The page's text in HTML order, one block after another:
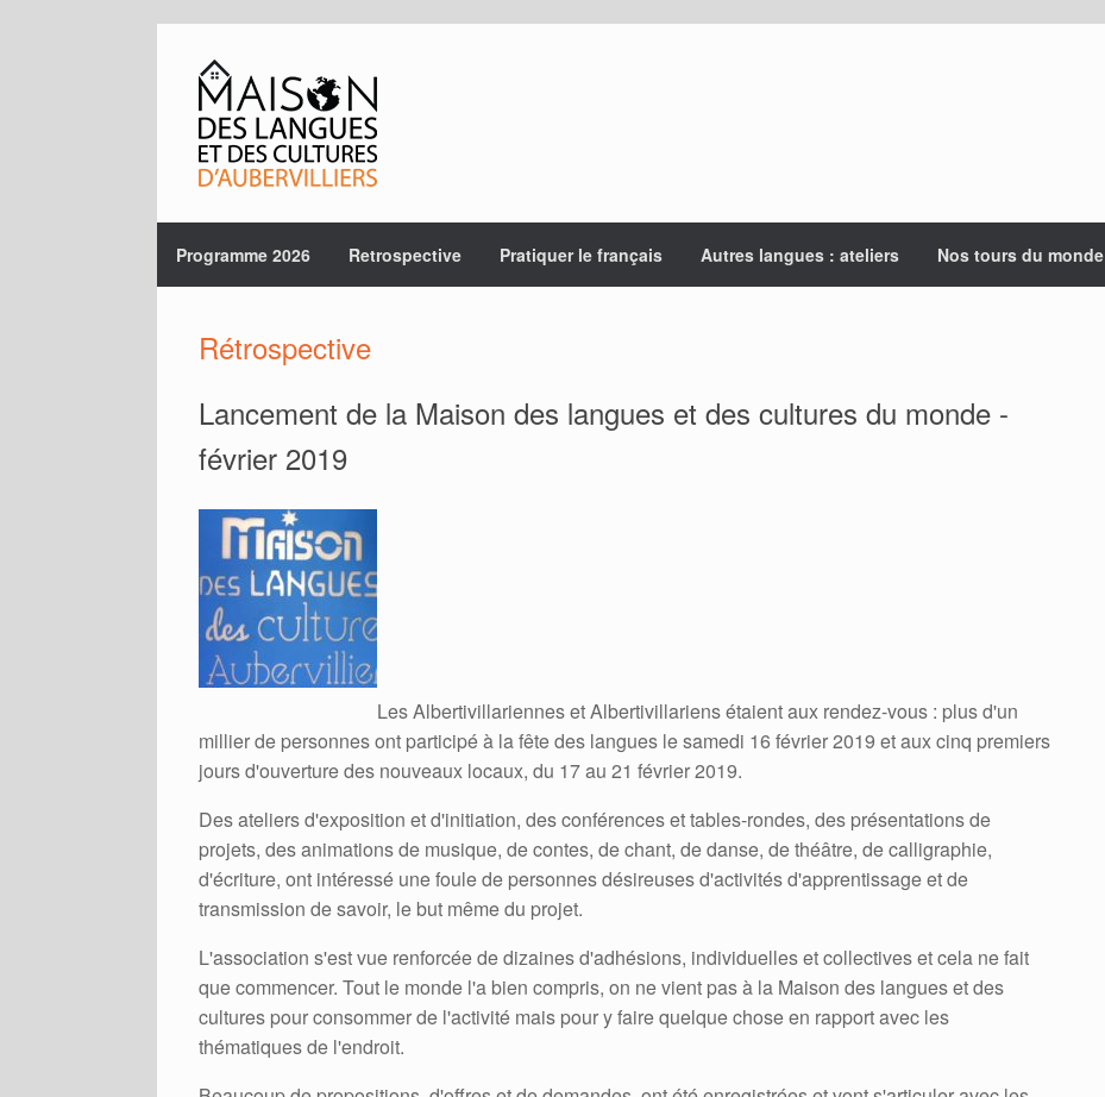
content
Programme 2026 Retrospective Pratiquer le français Autres langues : ateliers Nos tours du monde
Rétrospective
Lancement de la Maison des langues et des cultures du monde -
février 2019
Les Albertivillariennes et Albertivillariens étaient aux rendez-vous : plus d'un
millier de personnes ont participé à la fête des langues le samedi 16 février 2019 et aux cinq premiers
jours d'ouverture des nouveaux locaux, du 17 au 21 février 2019.
Des ateliers d'exposition et d'initiation, des conférences et tables-rondes, des présentations de
projets, des animations de musique, de contes, de chant, de danse, de théâtre, de calligraphie,
d'écriture, ont intéressé une foule de personnes désireuses d'activités d'apprentissage et de
transmission de savoir, le but même du projet.
L'association s'est vue renforcée de dizaines d'adhésions, individuelles et collectives et cela ne fait
que commencer. Tout le monde l'a bien compris, on ne vient pas à la Maison des langues et des
cultures pour consommer de l'activité mais pour y faire quelque chose en rapport avec les
thématiques de l'endroit.